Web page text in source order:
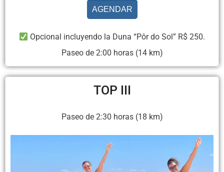
AGENDAR
Opcional incluyendo la Duna “Pôr do Sol” R$ 250.
Paseo de 2:00 horas (14 km)
TOP III
Paseo de 2:30 horas (18 km)